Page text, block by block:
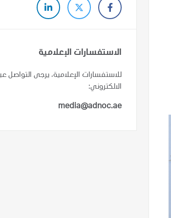
الاستفسارات الإعلامية
للاستفسارات الإعلامية، يرجى التواصل
الالكتروني:
media@adnoc.ae